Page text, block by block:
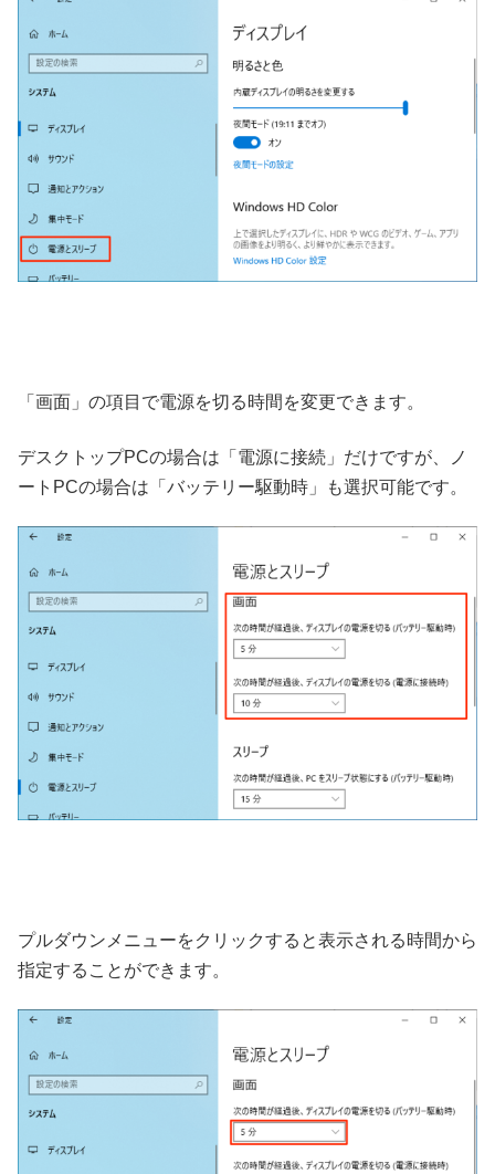
「画面」の項目で電源を切る時間を変更できます。
デスクトップPCの場合は「電源に接続」だけですが、ノ
ートPCの場合は「バッテリー駆動時」も選択可能です。
プルダウンメニューをクリックすると表示される時間から
指定することができます。